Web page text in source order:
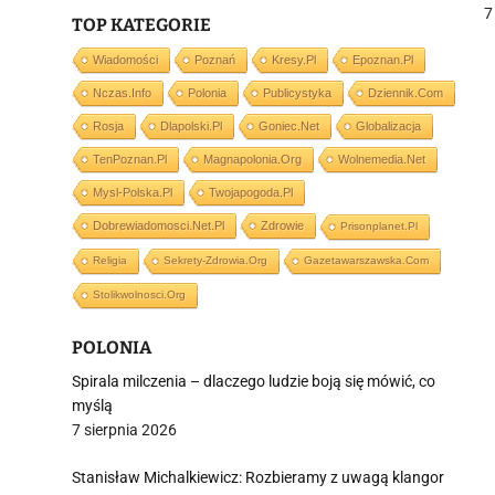
TOP KATEGORIE
Wiadomości Poznań Kresy.pl Epoznan.pl
Nczas.info Polonia Publicystyka Dziennik.com
Rosja Dlapolski.pl Goniec.net Globalizacja
TenPoznan.pl Magnapolonia.org Wolnemedia.net
Mysl-Polska.pl Twojapogoda.pl
Dobrewiadomosci.net.pl Zdrowie Prisonplanet.pl
Religia Sekrety-Zdrowia.org Gazetawarszawska.com
Stolikwolnosci.org
POLONIA
Spirala milczenia – dlaczego ludzie boją się mówić, co
myślą
7 sierpnia 2026
Stanisław Michalkiewicz: Rozbieramy z uwagą klangor